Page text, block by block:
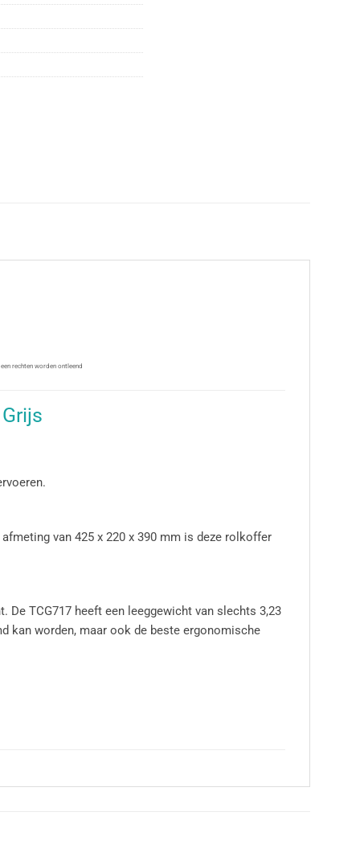
rechten worden ontleend
van 425 x 220 x 390 mm is deze rolkoffer
TCG717 heeft een leeggewicht van slechts 3,23
kan worden, maar ook de beste ergonomische